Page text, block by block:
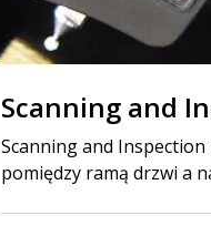
Scanning and
Scanning and
pomiędzy ramą drzwi a